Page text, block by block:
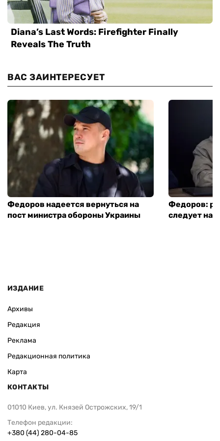
ВАС ЗАИНТЕРЕСУЕТ
Федоров надеется вернуться на
пост министра обороны Украины
Федоров:
следует
ИЗДАНИЕ
Архивы
Редакция
Реклама
Редакционная политика
Карта
КОНТАКТЫ
01010 Киев, ул. Князей Острожских, 19/1
Телефон редакции:
+380 (44) 280-04-85